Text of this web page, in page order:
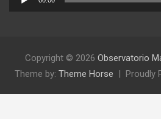
Copyright © 2026 Observatorio
Theme by: Theme Horse Proudly